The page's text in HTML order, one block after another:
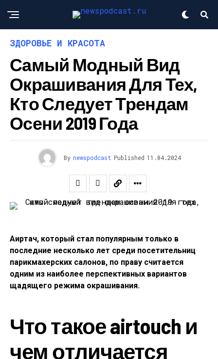
ЗДОРОВЬЕ И КРАСОТА
Самый Модный Вид
Окрашивания Для Тех,
Кто Следует Трендам
Осени 2019 Года
By newspodcast Published 11.04.2024
Аиртач, который стал популярным только в
последние несколько лет среди посетительниц
парикмахерских салонов, по праву считается
одним из наиболее перспективных вариантов
щадящего режима окрашивания.
Что такое airtouch и
чем отличается